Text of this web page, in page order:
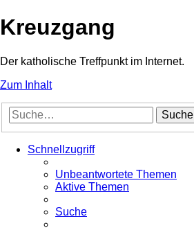
Kreuzgang
Der katholische Treffpunkt im Internet.
Zum Inhalt
Suche
Schnellzugriff
Unbeantwortete Themen
Aktive Themen
Suche